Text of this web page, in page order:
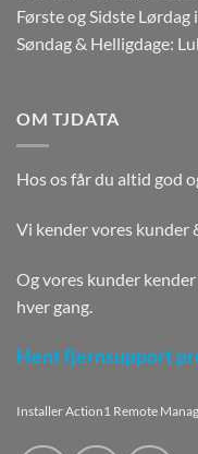
Første og Sidste
Søndag & Helligdage:
OM TJDATA
Hos os får du altid god
Vi kender vores kunder
Og vores kunder
hver gang.
Hent fjernsupport
Installer Action1 Remote